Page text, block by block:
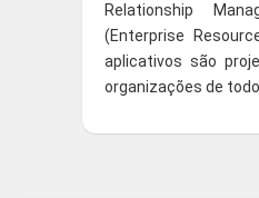
Relationship
(Enterprise
aplicativos são
organizações de